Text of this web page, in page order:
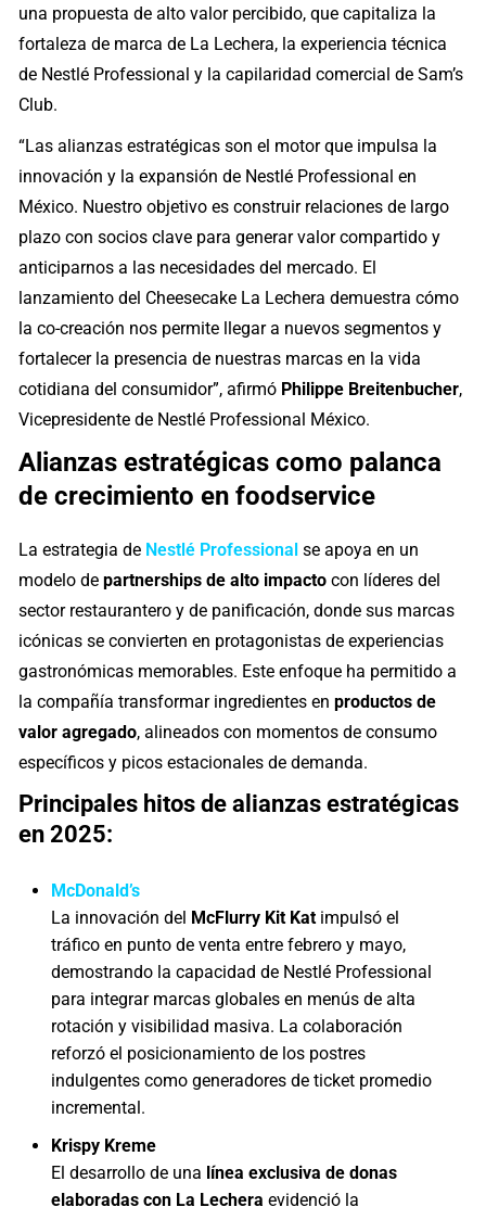
una propuesta de alto valor percibido, que capitaliza la
fortaleza de marca de La Lechera, la experiencia técnica
de Nestlé Professional y la capilaridad comercial de Sam’s
Club.
“Las alianzas estratégicas son el motor que impulsa la
innovación y la expansión de Nestlé Professional en
México. Nuestro objetivo es construir relaciones de largo
plazo con socios clave para generar valor compartido y
anticiparnos a las necesidades del mercado. El
lanzamiento del Cheesecake La Lechera demuestra cómo
la co-creación nos permite llegar a nuevos segmentos y
fortalecer la presencia de nuestras marcas en la vida
cotidiana del consumidor”, afirmó Philippe Breitenbucher,
Vicepresidente de Nestlé Professional México.
Alianzas estratégicas como palanca
de crecimiento en foodservice
La estrategia de Nestlé Professional se apoya en un
modelo departnerships de alto impacto con líderes del
sector restaurantero y de panificación, donde sus marcas
icónicas se convierten en protagonistas de experiencias
gastronómicas memorables. Este enfoque ha permitido a
la compañía transformar ingredientes enproductos de
valor agregado, alineados con momentos de consumo
específicos y picos estacionales de demanda.
Principales hitos de alianzas estratégicas
en 2025:
McDonald’s
La innovación del McFlurry Kit Katimpulsó el
tráfico en punto de venta entre febrero y mayo,
demostrando la capacidad de Nestlé Professional
para integrar marcas globales en menús de alta
rotación y visibilidad masiva. La colaboración
reforzó el posicionamiento de los postres
indulgentes como generadores de ticket promedio
incremental.
Krispy Kreme
El desarrollo de una línea exclusiva de donas
elaboradas con La Lechera evidenció la